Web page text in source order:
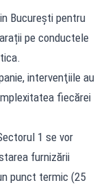
București pentru
pe conductele
intervenţiile au
fiecărei
1 se vor
furnizării
punct termic (25